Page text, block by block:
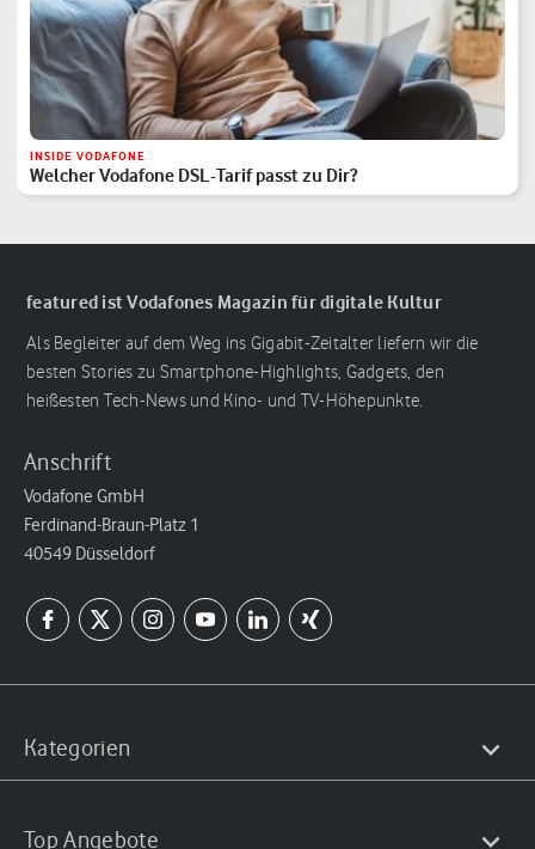
INSIDE VODAFONE
Welcher Vodafone DSL-Tarif passt zu Dir?
featured ist Vodafones Magazin für digitale Kultur
Als Begleiter auf dem Weg ins Gigabit-Zeitalter liefern wir die
besten Stories zu Smartphone-Highlights, Gadgets, den
heißesten Tech-News und Kino- und TV-Höhepunkte.
Anschrift
Vodafone GmbH
Ferdinand-Braun-Platz 1
40549 Düsseldorf
Kategorien
Top Angebote